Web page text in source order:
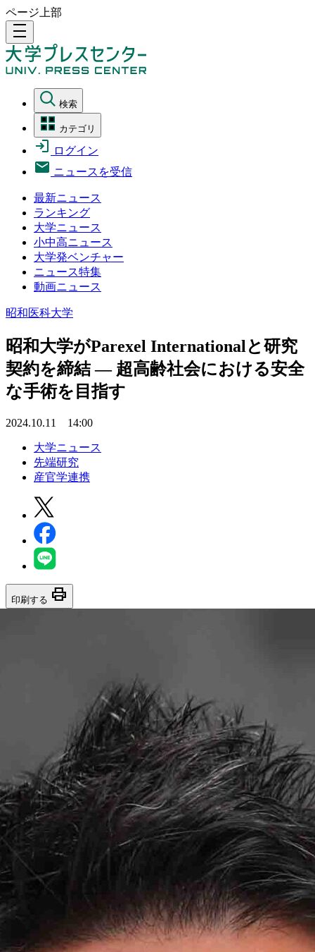
ページ上部
density_medium
検索
カテゴリ
ログイン
ニュースを受信
最新ニュース
ランキング
大学ニュース
小中高ニュース
大学発ベンチャー
ニュース特集
動画ニュース
昭和医科大学
昭和大学がParexel Internationalと研究
契約を締結 ― 超高齢社会における安全
な手術を目指す
2024.10.11 14:00
大学ニュース
先端研究
産官学連携
印刷する print